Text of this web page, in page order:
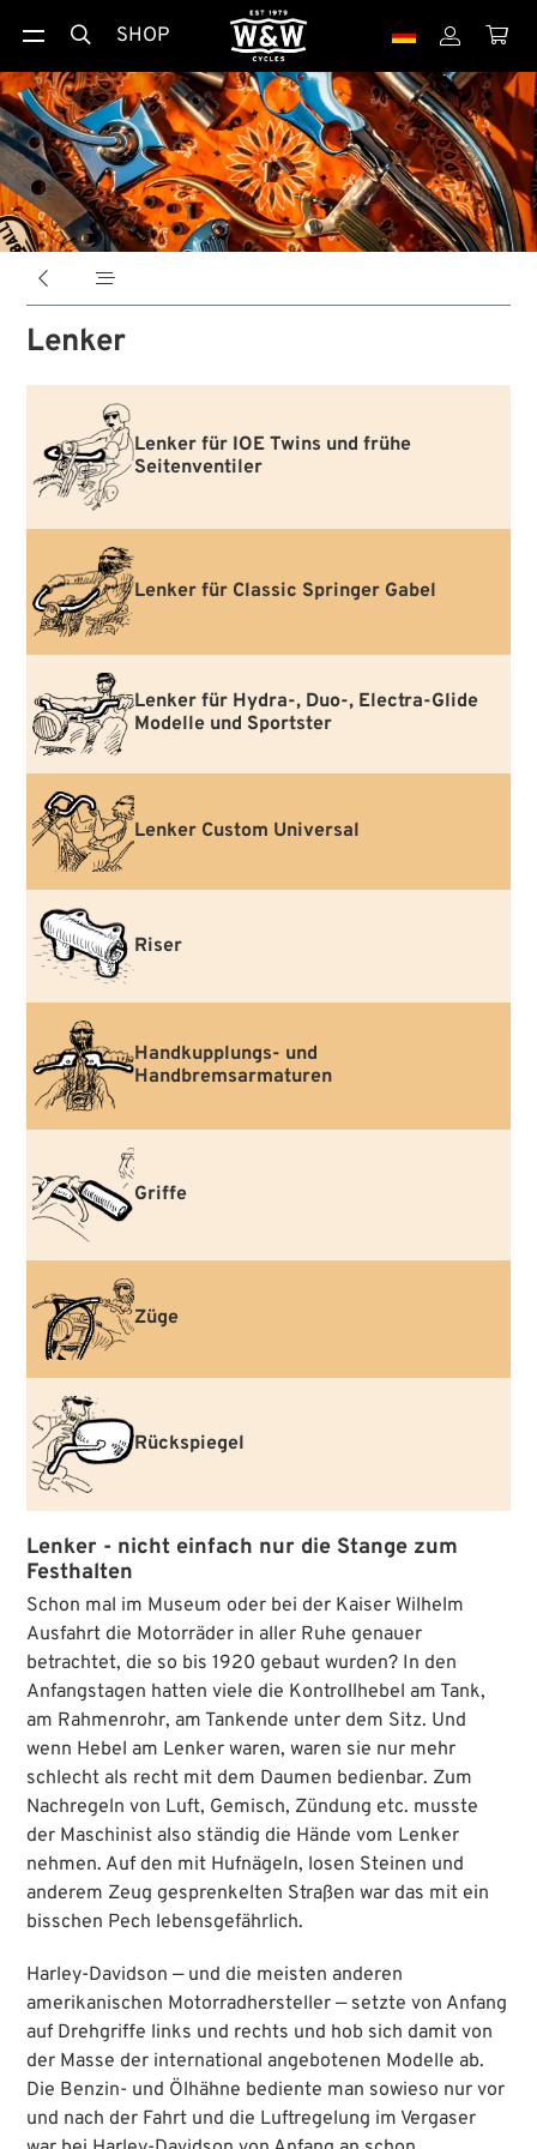
 SHOP  
 
Lenker
Lenker für IOE Twins und frühe
Seitenventiler
Lenker für Classic Springer Gabel
Lenker für Hydra-, Duo-, Electra-Glide
Modelle und Sportster
Lenker Custom Universal
Riser
Handkupplungs- und
Handbremsarmaturen
Griffe
Züge
Rückspiegel
Lenker - nicht einfach nur die Stange zum
Festhalten
Schon mal im Museum oder bei der Kaiser Wilhelm
Ausfahrt die Motorräder in aller Ruhe genauer
betrachtet, die so bis 1920 gebaut wurden? In den
Anfangstagen hatten viele die Kontrollhebel am Tank,
am Rahmenrohr, am Tankende unter dem Sitz. Und
wenn Hebel am Lenker waren, waren sie nur mehr
schlecht als recht mit dem Daumen bedienbar. Zum
Nachregeln von Luft, Gemisch, Zündung etc. musste
der Maschinist also ständig die Hände vom Lenker
nehmen. Auf den mit Hufnägeln, losen Steinen und
anderem Zeug gesprenkelten Straßen war das mit ein
bisschen Pech lebensgefährlich.
Harley-Davidson — und die meisten anderen
amerikanischen Motorradhersteller — setzte von Anfang
auf Drehgriffe links und rechts und hob sich damit von
der Masse der international angebotenen Modelle ab.
Die Benzin- und Ölhähne bediente man sowieso nur vor
und nach der Fahrt und die Luftregelung im Vergaser